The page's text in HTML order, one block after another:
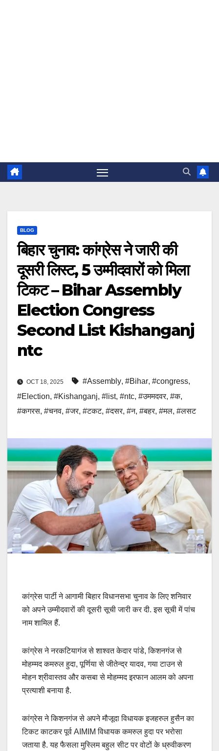
BLOG
बिहार चुनाव: कांग्रेस ने जारी की
दूसरी लिस्ट, 5 उम्मीदवारों को मिला
टिकट – Bihar Assembly
Election Congress
Second List Kishanganj
ntc
OCT 18, 2025 #Assembly, #Bihar, #congress,
#Election, #Kishanganj, #list, #ntc, #उममदवर, #क,
#कगरस, #चनव, #जर, #टकट, #दसर, #न, #बहर, #मल, #लसट
कांग्रेस पार्टी ने आगामी बिहार विधानसभा चुनाव के लिए शनिवार
को अपने उम्मीदवारों की दूसरी सूची जारी कर दी. इस सूची में पांच
नाम शामिल हैं.
कांग्रेस ने नरकटियागंज से शाश्वत केदार पांडे, किशनगंज से
मोहम्मद कमरुल हुदा, पूर्णिया से जीतेन्द्र यादव, गया टाउन से
मोहन श्रीवास्तव और कसबा से मोहम्मद इरफान आलम को अपना
प्रत्याशी बनाया है.
कांग्रेस ने किशनगंज से अपने मौजूदा विधायक इजहरुल हुसैन का
टिकट काटकर पूर्व AIMIM विधायक कमरुल हुदा पर भरोसा
जताया है. यह फैसला मुस्लिम बहुल सीट पर वोटों के ध्रुवीकरण